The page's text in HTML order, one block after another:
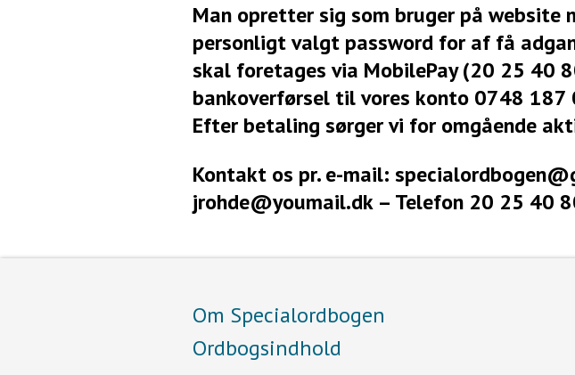
Man opretter sig som bruger på website
personligt valgt password for af få
skal foretages via MobilePay (20 25 40
bankoverførsel til vores konto 0748 187
Efter betaling sørger vi for omgående
Kontakt os pr. e-mail:
jrohde@youmail.dk – Telefon 20 25 40
Om Specialordbogen
Ordbogsindhold